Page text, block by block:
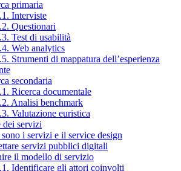
primaria
Interviste
Questionari
Test di usabilità
Web analytics
Strumenti di mappatura dell’esperienza
secondaria
Ricerca documentale
Analisi benchmark
Valutazione euristica
dei servizi
sono i servizi e il service design
servizi pubblici digitali
il modello di servizio
Identificare gli attori coinvolti